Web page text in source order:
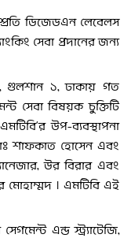
ডিজেডএন লেবেলস
সেবা প্রদানের জন্য
গুলশান ১, ঢাকায় গত
সেবা বিষয়ক চুক্তিটি
উপ-ব্যবস্থাপনা
শাফকাত হোসেন এবং
উর বিরার এবং
মোহাম্মদ । এমটিবি এই
এন্ড স্ট্র্যাটেজি,